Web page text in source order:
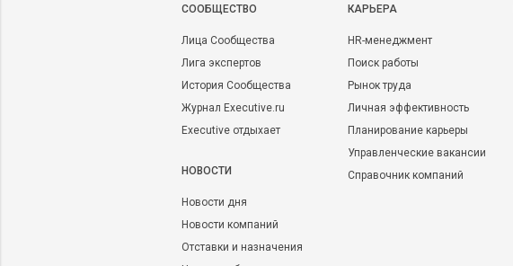
CООБЩЕСТВО
Лица Сообщества
Лига экспертов
История Сообщества
Журнал Executive.ru
Executive отдыхает
НОВОСТИ
Новости дня
Новости компаний
Отставки и назначения
КАРЬЕРА
HR-менеджмент
Поиск работы
Рынок труда
Личная эффективность
Планирование карьеры
Управленческие вакансии
Справочник компаний